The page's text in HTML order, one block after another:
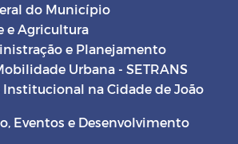
do Município
e Agricultura
e Planejamento
Urbana - SETRANS
Institucional na Cidade de João
Eventos e Desenvolvimento